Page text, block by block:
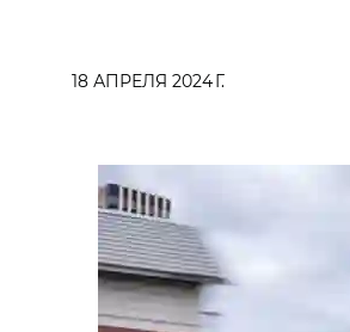
18 АПРЕЛЯ 2024 Г.